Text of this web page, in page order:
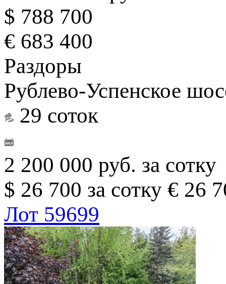
$ 788 700
€ 683 400
Раздоры
Рублево-Успенское
29 соток
2 200 000 руб. за сотку
$ 26 700 за сотку € 26
Лот 59699